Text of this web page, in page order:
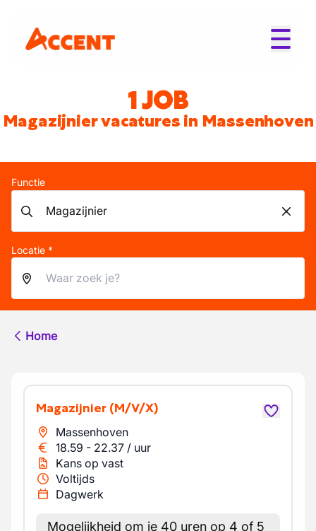
1 JOB
Magazijnier vacatures in Massenhoven
Functie
Locatie *
Home
Magazijnier (M/V/X)
Massenhoven
18.59 - 22.37 / uur
Kans op vast
Voltijds
Dagwerk
Mogelijkheid om je 40 uren op 4 of 5